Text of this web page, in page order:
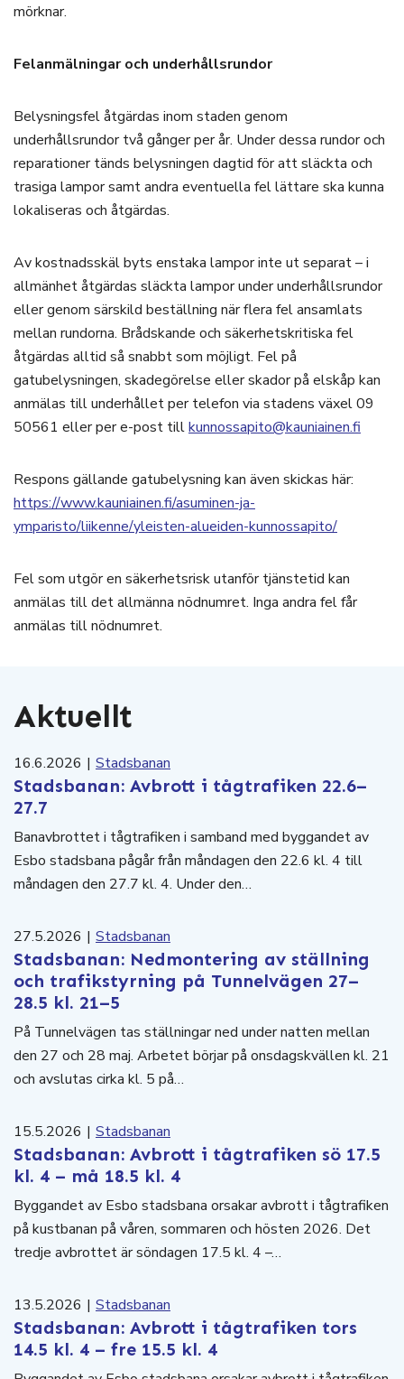
mörknar.
Felanmälningar och underhållsrundor
Belysningsfel åtgärdas inom staden genom
underhållsrundor två gånger per år. Under dessa rundor och
reparationer tänds belysningen dagtid för att släckta och
trasiga lampor samt andra eventuella fel lättare ska kunna
lokaliseras och åtgärdas.
Av kostnadsskäl byts enstaka lampor inte ut separat – i
allmänhet åtgärdas släckta lampor under underhållsrundor
eller genom särskild beställning när flera fel ansamlats
mellan rundorna. Brådskande och säkerhetskritiska fel
åtgärdas alltid så snabbt som möjligt. Fel på
gatubelysningen, skadegörelse eller skador på elskåp kan
anmälas till underhållet per telefon via stadens växel 09
50561 eller per e-post tillkunnossapito@kauniainen.fi
Respons gällande gatubelysning kan även skickas här:
https://www.kauniainen.fi/asuminen-ja-
ymparisto/liikenne/yleisten-alueiden-kunnossapito/
Fel som utgör en säkerhetsrisk utanför tjänstetid kan
anmälas till det allmänna nödnumret. Inga andra fel får
anmälas till nödnumret.
Aktuellt
16.6.2026 | Stadsbanan
Stadsbanan: Avbrott i tågtrafiken 22.6–
27.7
Banavbrottet i tågtrafiken i samband med byggandet av
Esbo stadsbana pågår från måndagen den 22.6 kl. 4 till
måndagen den 27.7 kl. 4. Under den…
27.5.2026 | Stadsbanan
Stadsbanan: Nedmontering av ställning
och trafikstyrning på Tunnelvägen 27–
28.5 kl. 21–5
På Tunnelvägen tas ställningar ned under natten mellan
den 27 och 28 maj. Arbetet börjar på onsdagskvällen kl. 21
och avslutas cirka kl. 5 på…
15.5.2026 | Stadsbanan
Stadsbanan: Avbrott i tågtrafiken sö 17.5
kl. 4 – må 18.5 kl. 4
Byggandet av Esbo stadsbana orsakar avbrott i tågtrafiken
på kustbanan på våren, sommaren och hösten 2026. Det
tredje avbrottet är söndagen 17.5 kl. 4 –…
13.5.2026 | Stadsbanan
Stadsbanan: Avbrott i tågtrafiken tors
14.5 kl. 4 – fre 15.5 kl. 4